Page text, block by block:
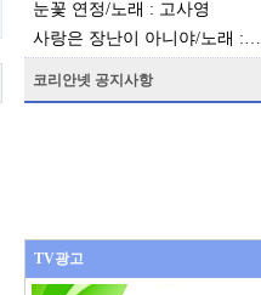
눈꽃 연정/노래 : 고사영
사랑은 장난이 아니야/노래 :…
코리안넷 공지사항
TV광고